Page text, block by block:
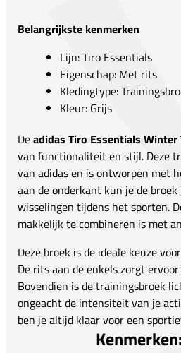
Belangrijkste kenmerken
Lijn: Tiro Essentials
Eigenschap: Met rits
Kledingtype:
Kleur: Grijs
Deadidas Tiro Essentials Winter
van functionaliteit en stijl. Deze
van adidas en is ontworpen met
aan de onderkant kun je de
wisselingen tijdens het sporten.
makkelijk te combineren is met
Deze broek is de ideale keuze
De rits aan de enkels zorgt
Bovendien is de trainingsbroek
ongeacht de intensiteit van je
ben je altijd klaar voor een
Kenmerken: